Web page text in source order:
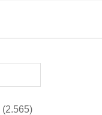
(2.565)